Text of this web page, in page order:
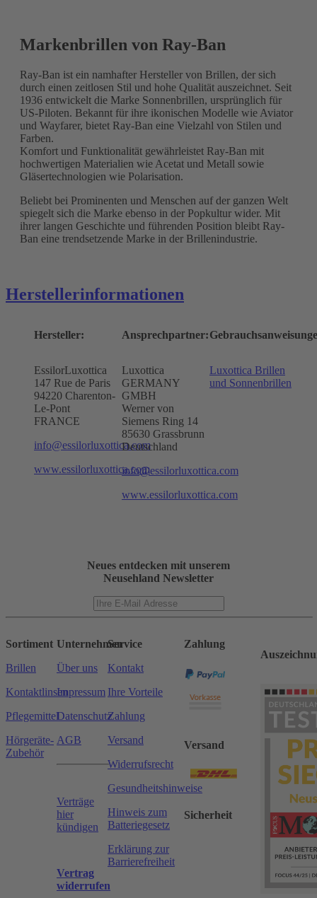
Markenbrillen von Ray-Ban
Ray-Ban ist ein namhafter Hersteller von Brillen, der sich
durch einen zeitlosen Stil und hohe Qualität auszeichnet. Seit
1936 entwickelt die Marke Sonnenbrillen, ursprünglich für
US-Piloten. Bekannt für ihre ikonischen Modelle wie Aviator
und Wayfarer, bietet Ray-Ban eine Vielzahl von Stilen und
Farben.
Komfort und Funktionalität gewährleistet Ray-Ban mit
hochwertigen Materialien wie Acetat und Metall sowie
Gläsertechnologien wie Polarisation.
Beliebt bei Prominenten und Menschen auf der ganzen Welt
spiegelt sich die Marke ebenso in der Popkultur wider. Mit
ihrer langen Geschichte und führenden Position bleibt Ray-
Ban eine trendsetzende Marke in der Brillenindustrie.
Herstellerinformationen
Hersteller:
EssilorLuxottica
147 Rue de Paris
94220 Charenton-
Le-Pont
FRANCE
info@essilorluxottica.com
www.essilorluxottica.com
Ansprechpartner:
Luxottica
GERMANY
GMBH
Werner von
Siemens Ring 14
85630 Grassbrunn
Deutschland
info@essilorluxottica.com
www.essilorluxottica.com
Luxottica Brillen
und Sonnenbrillen
Neues entdecken mit unserem
Neusehland Newsletter
Sortiment
Brillen
Kontaktlinsen
Pflegemittel
Hörgeräte-
Zubehör
Unternehmen
Über uns
Impressum
Datenschutz
AGB
Verträge
hier
kündigen
Vertrag
widerrufen
Service
Kontakt
Ihre Vorteile
Zahlung
Versand
Widerrufsrecht
Gesundheitshinweise
Hinweis zum
Batteriegesetz
Erklärung zur
Barrierefreiheit
Zahlung
Versand
Sicherheit